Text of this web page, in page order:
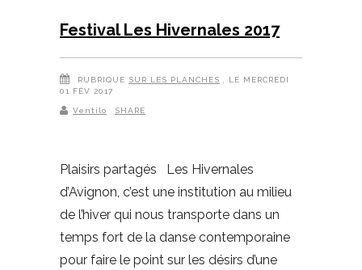
Festival Les Hivernales 2017
RUBRIQUE SUR LES PLANCHES
, LE MERCREDI
01 FÉV 2017
Ventilo SHARE
Plaisirs partagés Les Hivernales
d’Avignon, c’est une institution au milieu
de l’hiver qui nous transporte dans un
temps fort de la danse contemporaine
pour faire le point sur les désirs d’une